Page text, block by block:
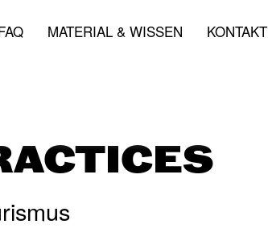
MATERIAL & WISSEN KONTAKT